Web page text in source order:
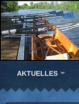
AKTUELLES